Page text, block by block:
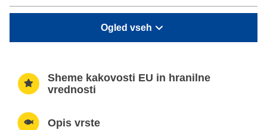
Ogled vseh
Sheme kakovosti EU in hranilne
vrednosti
Opis vrste